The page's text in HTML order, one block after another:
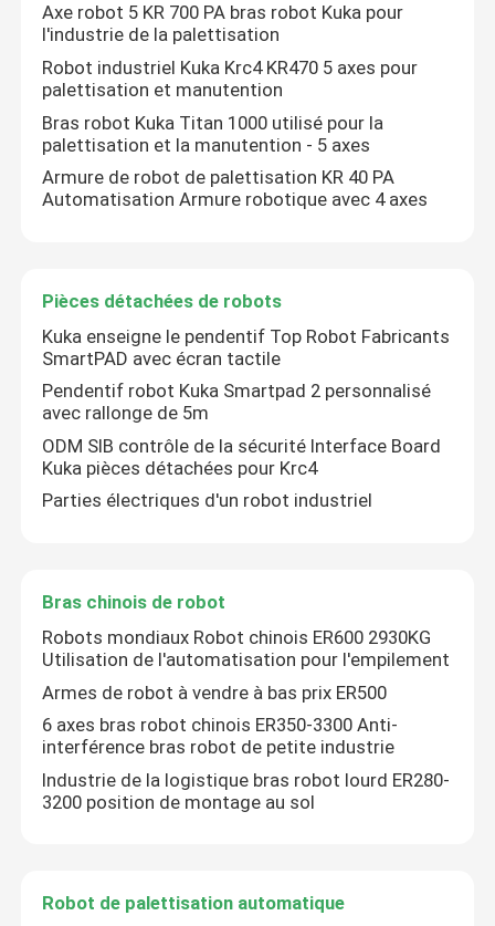
Axe robot 5 KR 700 PA bras robot Kuka pour
l'industrie de la palettisation
Robot industriel Kuka Krc4 KR470 5 axes pour
palettisation et manutention
Bras robot Kuka Titan 1000 utilisé pour la
palettisation et la manutention - 5 axes
Armure de robot de palettisation KR 40 PA
Automatisation Armure robotique avec 4 axes
Pièces détachées de robots
Kuka enseigne le pendentif Top Robot Fabricants
SmartPAD avec écran tactile
Pendentif robot Kuka Smartpad 2 personnalisé
avec rallonge de 5m
ODM SIB contrôle de la sécurité Interface Board
Kuka pièces détachées pour Krc4
Parties électriques d'un robot industriel
Bras chinois de robot
Robots mondiaux Robot chinois ER600 2930KG
Utilisation de l'automatisation pour l'empilement
Armes de robot à vendre à bas prix ER500
6 axes bras robot chinois ER350-3300 Anti-
interférence bras robot de petite industrie
Industrie de la logistique bras robot lourd ER280-
3200 position de montage au sol
Robot de palettisation automatique